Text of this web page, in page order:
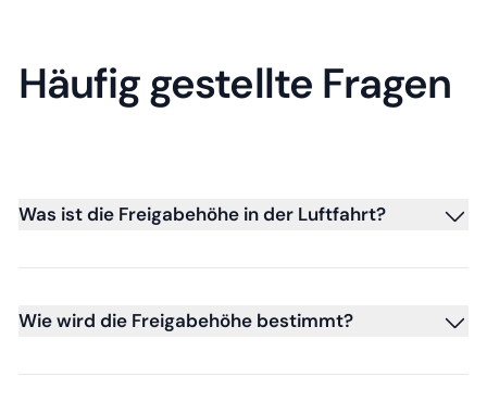
Häufig gestellte Fragen
Was ist die Freigabehöhe in der Luftfahrt?
Wie wird die Freigabehöhe bestimmt?